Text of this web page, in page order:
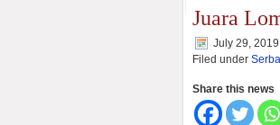
Juara
July 29, 2019
Filed under
Share this news